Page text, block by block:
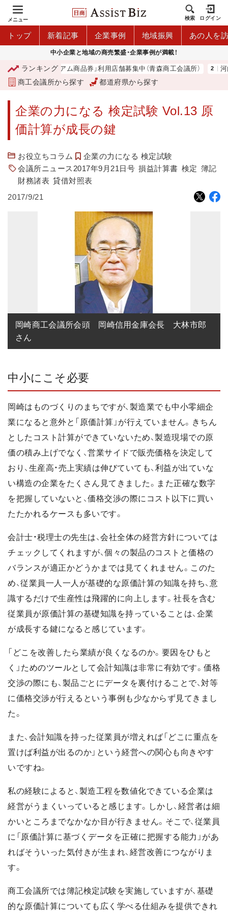
メニュー 検索 ログイン
トップ 新着記事 企業事例 地域振興 あの人を
中小企業と地域の商売繁盛・企業事例が満載！
ランキング
「青森市プレミアム商品券」利用店舗募集中（青森商工会議所） 河内
商工会議所から探す 都道府県から探す
企業の力になる 検定試験 Vol.13 原
価計算が成長の鍵
お役立ちコラム
企業の力になる 検定試験
会議所ニュース2017年9月21日号 損益計算書 検定 簿記
財務諸表 貸借対照表
2017/9/21
岡崎商工会議所会頭　岡崎信用金庫会長　大林市郎
さん
中小にこそ必要
岡崎はものづくりのまちですが、製造業でも中小零細企
業になると意外と「原価計算」が行えていません。きちん
としたコスト計算ができていないため、製造現場での原
価の積み上げでなく、営業サイドで販売価格を決定して
おり、生産高・売上実績は伸びていても、利益が出ていな
い構造の企業をたくさん見てきました。また正確な数字
を把握していないと、価格交渉の際にコスト以下に買い
たたかれるケースも多いです。
会計士・税理士の先生は、会社全体の経営方針については
チェックしてくれますが、個々の製品のコストと価格の
バランスが適正かどうかまでは見てくれません。このた
め、従業員一人一人が基礎的な原価計算の知識を持ち、意
識するだけで生産性は飛躍的に向上します。社長を含む
従業員が原価計算の基礎知識を持っていることは、企業
が成長する鍵になると感じています。
「どこを改善したら業績が良くなるのか。要因をひもと
く」ためのツールとして会計知識は非常に有効です。価格
交渉の際にも、製品ごとにデータを裏付けることで、対等
に価格交渉が行えるという事例も少なからず見てきまし
た。
また、会計知識を持った従業員が増えれば「どこに重点を
置けば利益が出るのか」という経営への関心も向きやす
いですね。
私の経験によると、製造工程を数値化できている企業は
経営がうまくいっていると感じます。しかし、経営者は細
かいところまでなかなか目が行きません。そこで、従業員
に「原価計算に基づくデータを正確に把握する能力」があ
ればそういった気付きが生まれ、経営改善につながりま
す。
商工会議所では簿記検定試験を実施していますが、基礎
的な原価計算についても広く学べる仕組みを提供できれ